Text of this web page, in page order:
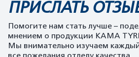
ПРИСЛАТЬ
Помогите нам стать лучше –
мнением о продукции KAMA
Мы внимательно изучаем